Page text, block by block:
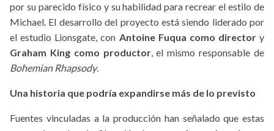
por su parecido físico y su habilidad para recrear el estilo de
Michael. El desarrollo del proyecto está siendo liderado por
el estudio Lionsgate, con Antoine Fuqua como directory
Graham King como productor, el mismo responsable de
Bohemian Rhapsody.
Una historia que podría expandirse más de lo previsto
Fuentes vinculadas a la producción han señalado que estas